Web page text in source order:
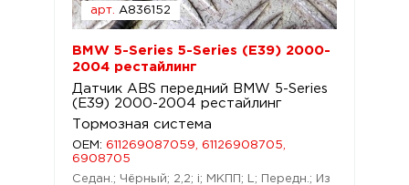
арт. A836152
BMW 5-Series 5-Series (E39) 2000-
2004 рестайлинг
Датчик ABS передний BMW 5-Series
(E39) 2000-2004 рестайлинг
Тормозная система
OEM: 611269087059, 61126908705,
6908705
Седан.; Чёрный; 2,2; i; МКПП; L; Передн.; Из